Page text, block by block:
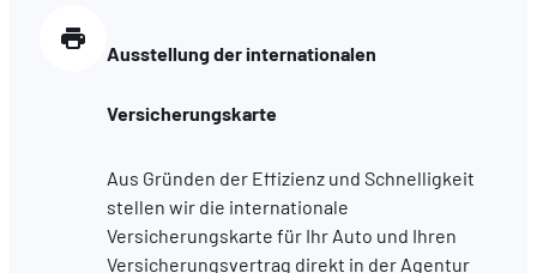
Ausstellung der internationalen
Versicherungskarte
Aus Gründen der Effizienz und Schnelligkeit
stellen wir die internationale
Versicherungskarte für Ihr Auto und Ihren
Versicherungsvertrag direkt in der Agentur